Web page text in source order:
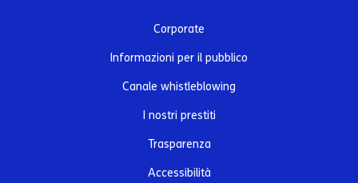
Corporate
Informazioni per il pubblico
Canale whistleblowing
I nostri prestiti
Trasparenza
Accessibilità